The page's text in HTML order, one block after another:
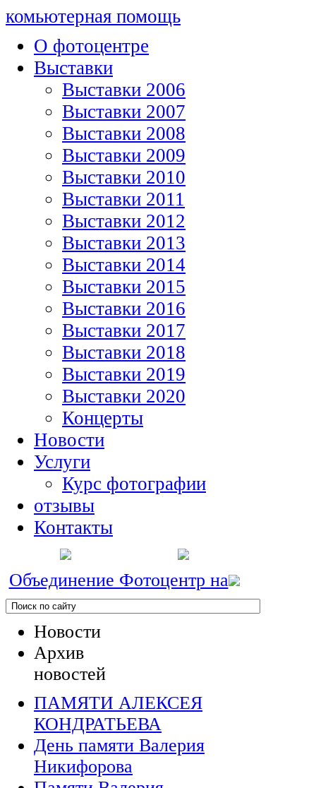
комьютерная помощь
О фотоцентре
Выставки
Выставки 2006
Выставки 2007
Выставки 2008
Выставки 2009
Выставки 2010
Выставки 2011
Выставки 2012
Выставки 2013
Выставки 2014
Выставки 2015
Выставки 2016
Выставки 2017
Выставки 2018
Выставки 2019
Выставки 2020
Концерты
Новости
Услуги
Курс фотографии
отзывы
Контакты
Объединение Фотоцентр на
Новости
Архив
новостей
ПАМЯТИ АЛЕКСЕЯ
КОНДРАТЬЕВА
День памяти Валерия
Никифорова